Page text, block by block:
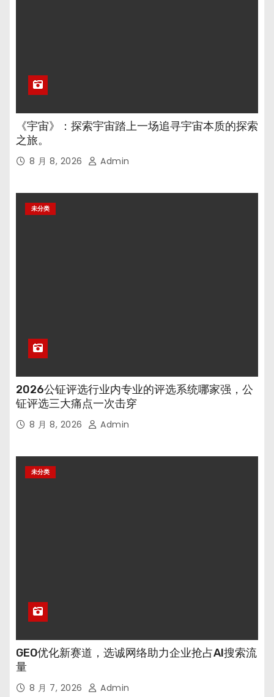
《宇宙》：探索宇宙踏上一场追寻宇宙本质的探索
之旅。
8 月 8, 2026 Admin
未分类
2026公钲评选行业内专业的评选系统哪家强，公
钲评选三大痛点一次击穿
8 月 8, 2026 Admin
未分类
GEO优化新赛道，选诚网络助力企业抢占AI搜索流
量
8 月 7, 2026 Admin